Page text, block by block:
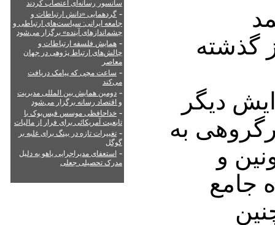
سانسور رسانه‌ای اعتصاب کردند
- گردهمایی «دانش ارتباطات و
جامعه ایرانی: سیاست‌های ارتباطی و
چشم‌اندازهای آینده» برگزار می‌شود
- همایش فلسفه ارتباطات و
چالش‌های ارتباط پژوهی در جهان
معاصر
- ساعت مچی که پیامک دریافت
می‌کند
- دومین همایش بین المللی مدیریت
و اقتصاد رسانه برگزار می‌شود
- خداحافظی موسس فیس‌بوک با
تابعیت آمریکائی برای فرار از مالیات
- تغییرات تازه در بینگ برای غلبه بر
گوگل
- استعفای مدیراجرایی یاهو به دلیل
مدرک تحصیلی جعلی
گذشته
دیگر
به
و
جامع